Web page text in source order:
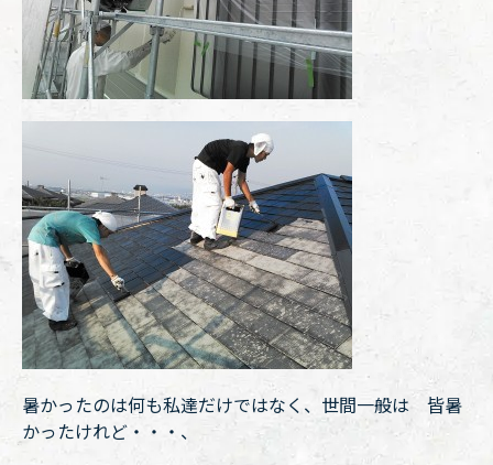
暑かったのは何も私達だけではなく、世間一般は 皆暑
かったけれど・・・、